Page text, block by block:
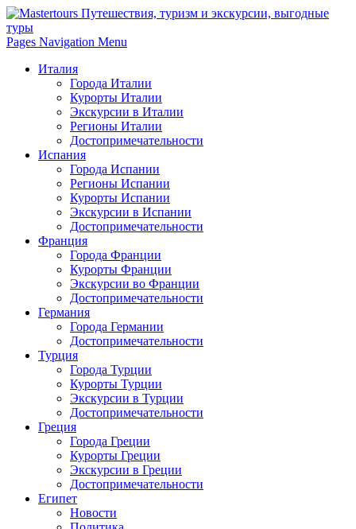
Pages Navigation Menu
Италия
Города Италии
Курорты Италии
Экскурсии в Италии
Регионы Италии
Достопримечательности
Испания
Города Испании
Регионы Испании
Курорты Испании
Экскурсии в Испании
Достопримечательности
Франция
Города Франции
Курорты Франции
Экскурсии во Франции
Достопримечательности
Германия
Города Германии
Достопримечательности
Турция
Города Турции
Курорты Турции
Экскурсии в Турции
Достопримечательности
Греция
Города Греции
Курорты Греции
Экскурсии в Греции
Достопримечательности
Египет
Новости